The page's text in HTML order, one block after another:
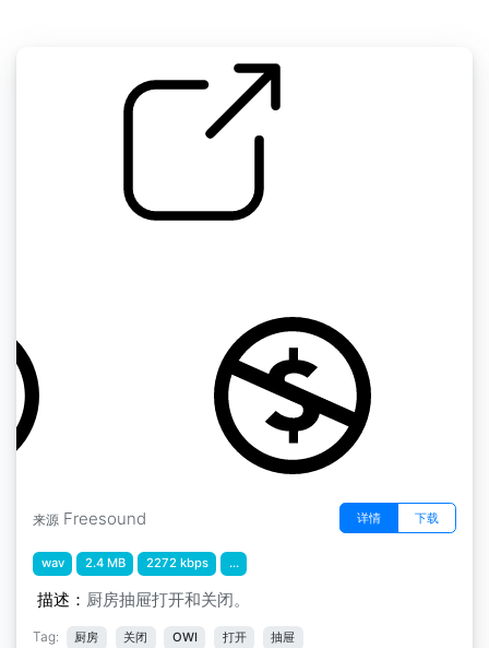
来源 Freesound 详情 下载
wav 2.4 MB 2272 kbps ...
描述： 厨房抽屉打开和关闭。
Tag: 厨房 关闭 OWI 打开 抽屉